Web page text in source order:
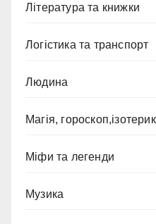
Література та книжки
Логістика та транспорт
Людина
Магія,
Міфи та легенди
Музика